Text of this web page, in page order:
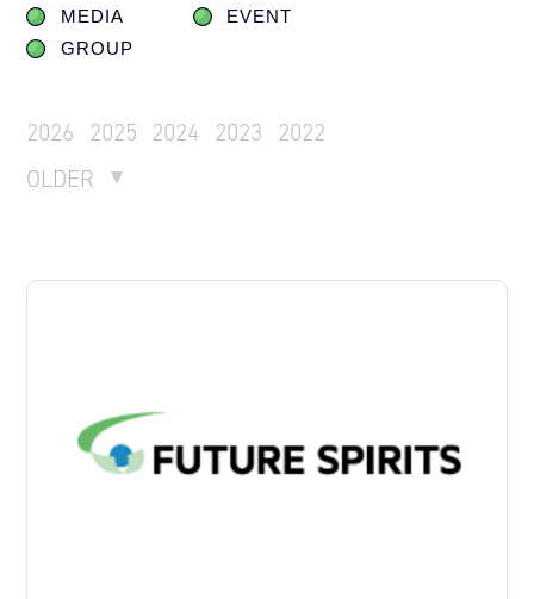
MEDIA
EVENT
GROUP
2026 2025 2024 2023
2022
OLDER